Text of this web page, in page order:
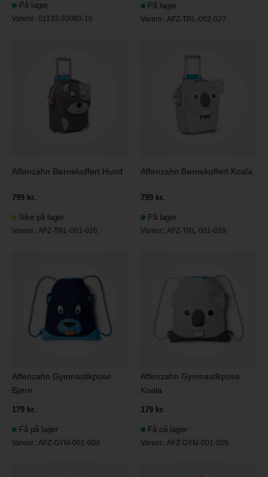
På lager
Varenr.:01133-20083-10
På lager
Varenr.:AFZ-TRL-002-027
Affenzahn Børnekuffert Hund
799 kr.
Ikke på lager
Varenr.:AFZ-TRL-001-026
Affenzahn Børnekuffert Koala
799 kr.
På lager
Varenr.:AFZ-TRL-001-029
Affenzahn Gymnastikpose
Bjørn
179 kr.
Få på lager
Varenr.:AFZ-GYM-001-003
Affenzahn Gymnastikpose
Koala
179 kr.
Få på lager
Varenr.:AFZ-GYM-001-029